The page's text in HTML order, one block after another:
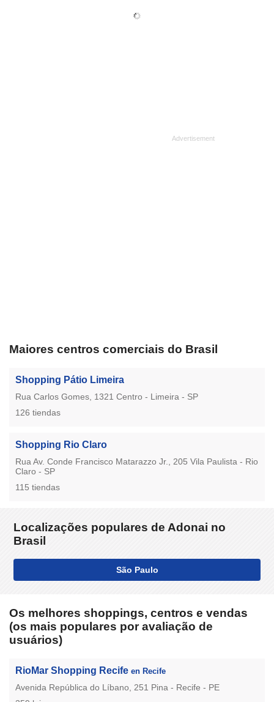
Maiores centros comerciais do Brasil
Shopping Pátio Limeira
Rua Carlos Gomes, 1321 Centro - Limeira - SP
126 tiendas
Shopping Rio Claro
Rua Av. Conde Francisco Matarazzo Jr., 205 Vila Paulista - Rio
Claro - SP
115 tiendas
Localizações populares de Adonai no
Brasil
São Paulo
Os melhores shoppings, centros e vendas
(os mais populares por avaliação de
usuários)
RioMar Shopping Recife en Recife
Avenida República do Líbano, 251 Pina - Recife - PE